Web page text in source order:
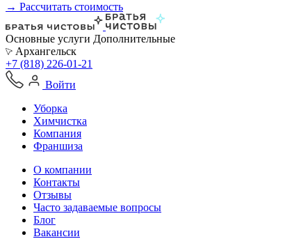
→ Рассчитать стоимость
Основные услуги Дополнительные
Архангельск
+7 (818) 226-01-21
Войти
Уборка
Химчистка
Компания
Франшиза
О компании
Контакты
Отзывы
Часто задаваемые вопросы
Блог
Вакансии